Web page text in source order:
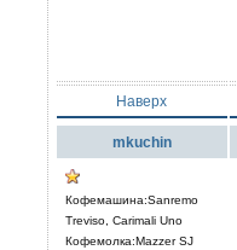
Наверх
mkuchin
Кофемашина:Sanremo
Treviso, Carimali Uno
Кофемолка:Mazzer SJ